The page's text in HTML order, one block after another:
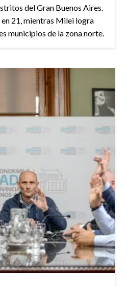
del Gran Buenos Aires.
21, mientras Milei logra
municipios de la zona norte.